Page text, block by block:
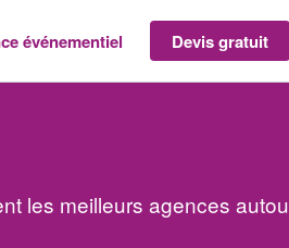
événementiel Devis gratuit
les meilleurs agences